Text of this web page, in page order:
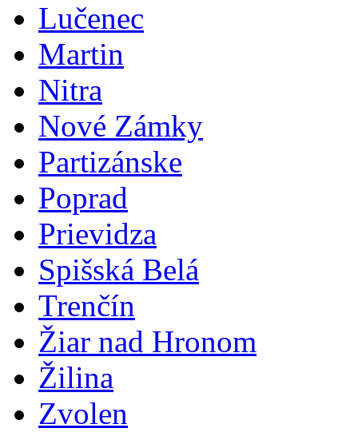
Lučenec
Martin
Nitra
Nové Zámky
Partizánske
Poprad
Prievidza
Spišská Belá
Trenčín
Žiar nad Hronom
Žilina
Zvolen